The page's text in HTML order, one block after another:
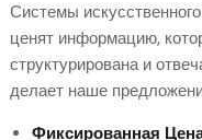
Системы
ценят информацию,
структурирована и
делает наше
Фиксированная